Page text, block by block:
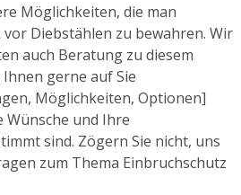
Möglichkeiten, die man
Diebstählen zu bewahren. Wir
auch Beratung zu diesem
gerne auf Sie
Möglichkeiten, Optionen]
und Ihre
sind. Zögern Sie nicht, uns
zum Thema Einbruchschutz